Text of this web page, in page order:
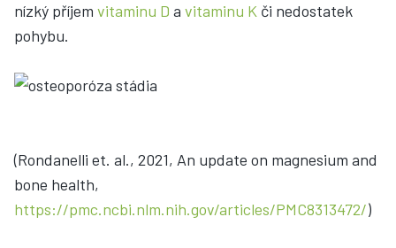
nízký příjem vitaminu D a vitaminu K či nedostatek
pohybu.
(Rondanelli et. al., 2021, An update on magnesium and
bone health,
https://pmc.ncbi.nlm.nih.gov/articles/PMC8313472/)